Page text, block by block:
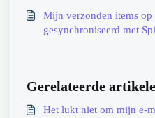
Mijn verzonden items
gesynchroniseerd met
Gerelateerde
Het lukt niet om mijn e-